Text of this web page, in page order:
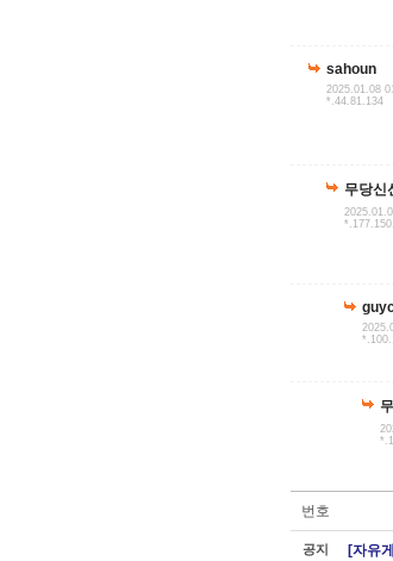
sahoun
2025.01.08
*.44.81.134
무당신
번호
공지 [자유